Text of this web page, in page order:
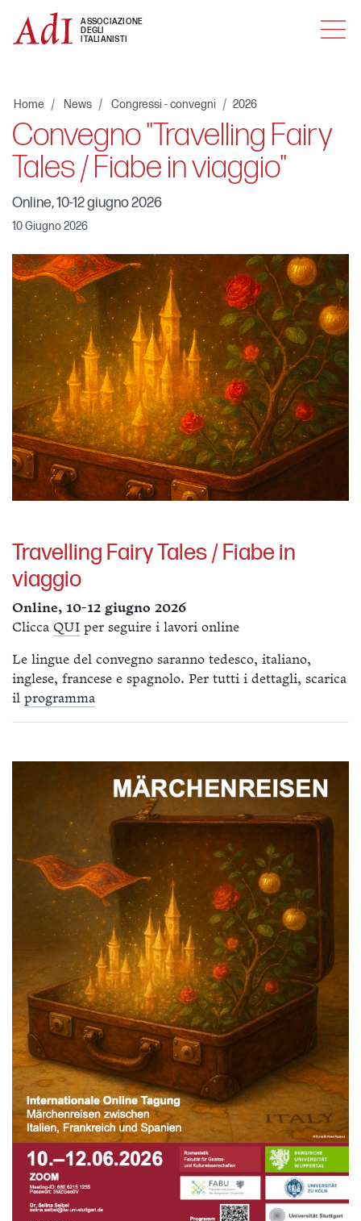
ASSOCIAZIONE
DEGLI
ITALIANISTI
MENU
Home News Congressi - convegni 2026
Convegno "Travelling Fairy
Tales / Fiabe in viaggio"
Online, 10-12 giugno 2026
10 Giugno 2026
Travelling Fairy Tales / Fiabe in
viaggio
Online, 10-12 giugno 2026
Clicca QUI per seguire i lavori online
Le lingue del convegno saranno tedesco, italiano,
inglese, francese e spagnolo. Per tutti i dettagli, scarica
il programma